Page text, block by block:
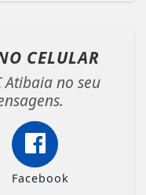
CELULAR
Atibaia no seu
Facebook